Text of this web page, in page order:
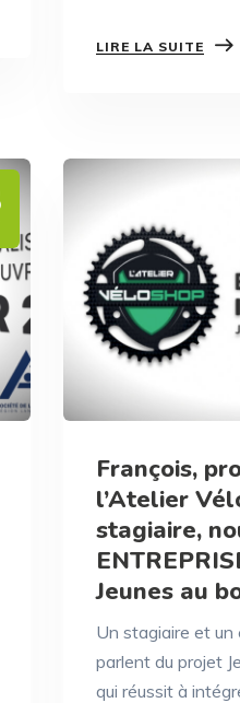
LIRE LA SUITE
François,
l’Atelier
stagiaire,
Jeunes au
Un stagiaire et un
parlent du projet
qui réussit à